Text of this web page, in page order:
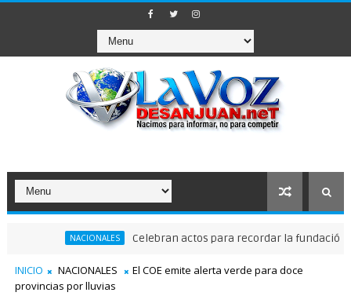
NACIONALES Celebran actos para recordar la fundación de
INICIO NACIONALES
El COE emite alerta verde para doce
provincias por lluvias